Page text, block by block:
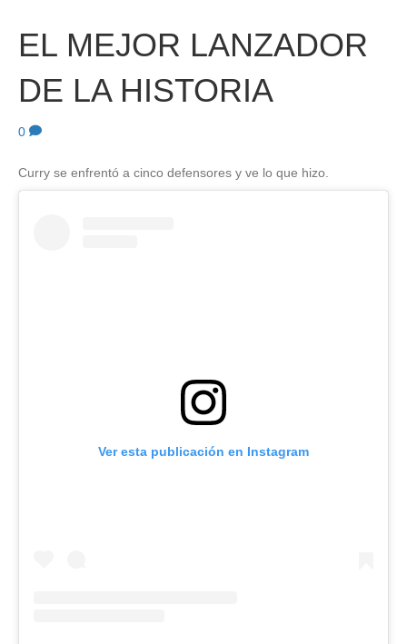
EL MEJOR LANZADOR
DE LA HISTORIA
0
Curry se enfrentó a cinco defensores y ve lo que hizo.
Ver esta publicación en Instagram